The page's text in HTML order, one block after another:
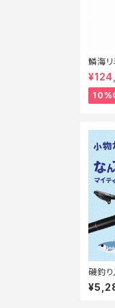
鱗海リ
_ロッド
磯釣り
400 マ